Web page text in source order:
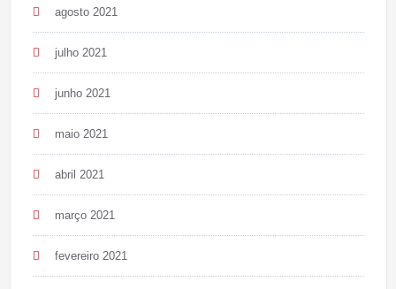
agosto 2021
julho 2021
junho 2021
maio 2021
abril 2021
março 2021
fevereiro 2021